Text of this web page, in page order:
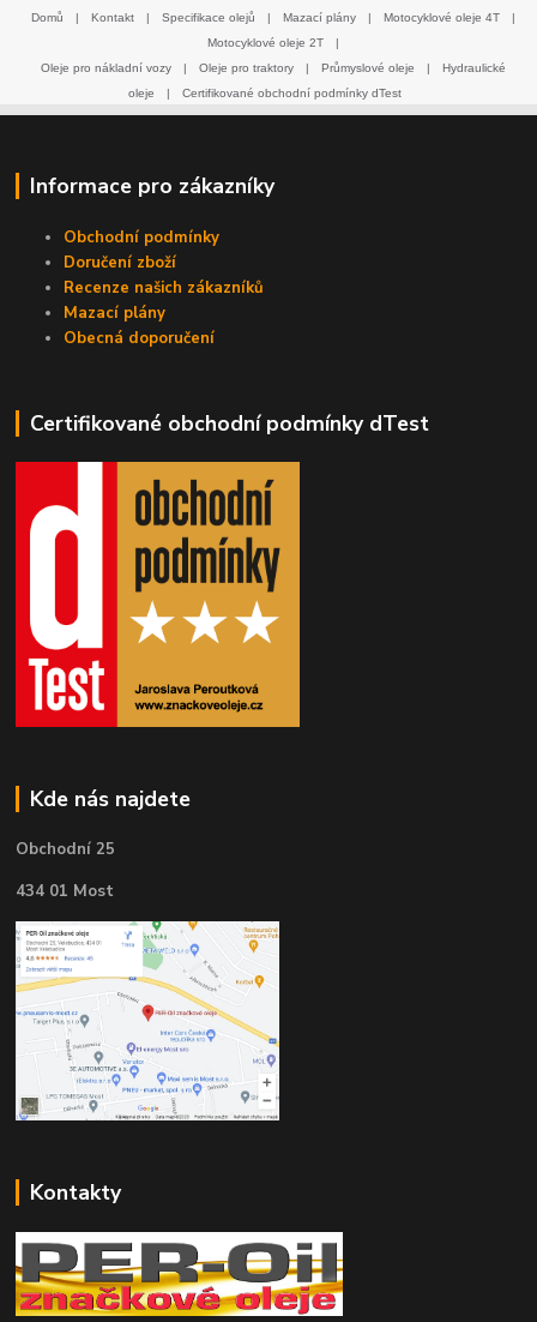
Domů | Kontakt | Specifikace olejů | Mazací plány | Motocyklové oleje 4T
|
Motocyklové oleje 2T
|
Oleje pro nákladní vozy
| Oleje pro traktory | Průmyslové oleje |
Hydraulické
oleje
| Certifikované obchodní podmínky dTest
Informace pro zákazníky
Obchodní podmínky
Doručení zboží
Recenze našich zákazníků
Mazací plány
Obecná doporučení
Certifikované obchodní podmínky dTest
Kde nás najdete
Obchodní 25
434 01 Most
Kontakty